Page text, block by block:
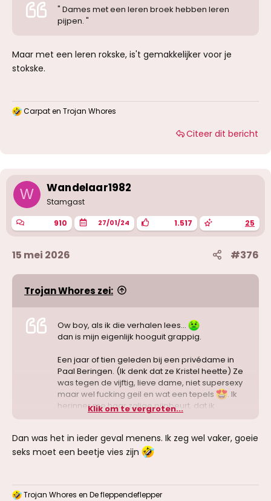
" Dames met een leren broek hebben leren
pijpen. "
Maar met een leren rokske, is't gemakkelijker voor je
stokske.
W
n
g
n
:
Carpaten Trojan Whores
Citeer dit bericht
W Wandelaar1982
Stamgast
910 27/01/24 1.517 25
15 mei 2026 #376
Trojan Whores zei:
Ow boy, als ik die verhalen lees...
dan is mijn eigenlijk hooguit grappig.
Een jaar of tien geleden bij een privédame in
Paal Beringen. (Ik denk dat ze Kristel heette) Ze
was tegen de vijftig, lieve dame, niet supersexy
maar wel fucking geil en wat een tepels
. Ik
herinner me haar zalige pijpbeurt, dat ik
extreem fel klaarkwam in haar mond nadat ze
onder mijn tong en vingers... Hmmmmm...
fucking lekkere, natte squirtkut had ze. Ik bleef
Ik zat met kramp in mijn tong en polsen,
streelde haar natrillende, bezwete, geile
Klik om te vergroten...
Dan was het in ieder geval menens. Ik zeg wel vaker, goeie
seks moet een beetje vies zijn
W Trojan Whores en De fleppendeflepper